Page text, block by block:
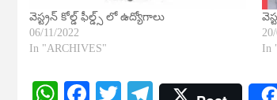
వెస్ట్రన్ కోల్డ్ ఫీల్డ్స్ లో ఉద్యోగాలు
06/11/2022
In "ARCHIVES"
In
WhatsApp
Facebook
TwitterTelegram